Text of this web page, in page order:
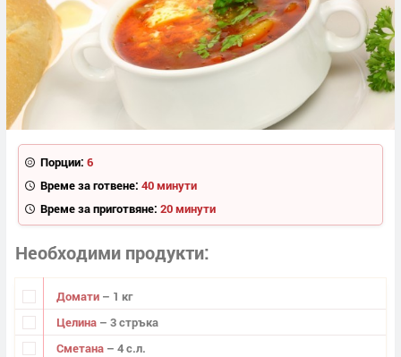
Порции: 6
Време за готвене: 40 минути
Време за приготвяне: 20 минути
Необходими продукти
Домати – 1 кг
Целина – 3 стръка
Сметана – 4 с.л.